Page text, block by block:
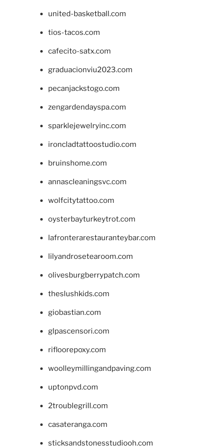
united-basketball.com
tios-tacos.com
cafecito-satx.com
graduacionviu2023.com
pecanjackstogo.com
zengardendayspa.com
sparklejewelryinc.com
ironcladtattoostudio.com
bruinshome.com
annascleaningsvc.com
wolfcitytattoo.com
oysterbayturkeytrot.com
lafronterarestauranteybar.com
lilyandrosetearoom.com
olivesburgberrypatch.com
theslushkids.com
giobastian.com
glpascensori.com
rifloorepoxy.com
woolleymillingandpaving.com
uptonpvd.com
2troublegrill.com
casateranga.com
sticksandstonesstudiooh.com